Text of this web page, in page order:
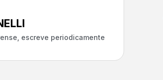
escreve periodicamente